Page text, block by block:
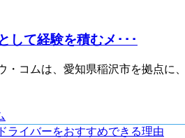
して経験を積むメ･･･
・コムは、愛知県稲沢市を拠点